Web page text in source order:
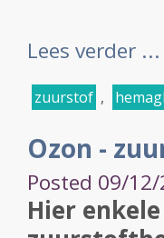
Lees verder ...
zuurstof ,
Ozon -
Posted 09/
Hier